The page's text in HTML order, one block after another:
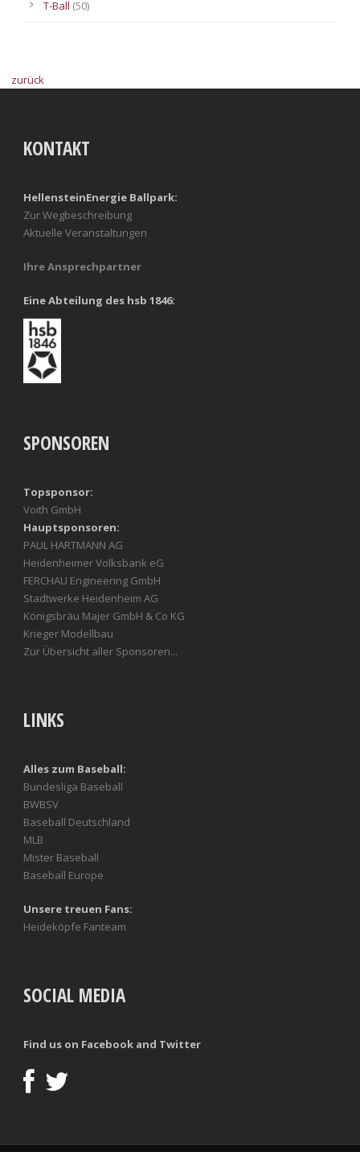
T-Ball (50)
zurück
KONTAKT
HellensteinEnergie Ballpark:
Zur Wegbeschreibung
Aktuelle Veranstaltungen
Ihre Ansprechpartner
Eine Abteilung des hsb 1846:
SPONSOREN
Topsponsor:
Voith GmbH
Hauptsponsoren:
PAUL HARTMANN AG
Heidenheimer Volksbank eG
FERCHAU Engineering GmbH
Stadtwerke Heidenheim AG
Königsbräu Majer GmbH & Co KG
Krieger Modellbau
Zur Übersicht aller Sponsoren...
LINKS
Alles zum Baseball:
Bundesliga Baseball
BWBSV
Baseball Deutschland
MLB
Mister Baseball
Baseball Europe
Unsere treuen Fans:
Heideköpfe Fanteam
SOCIAL MEDIA
Find us on Facebook and Twitter